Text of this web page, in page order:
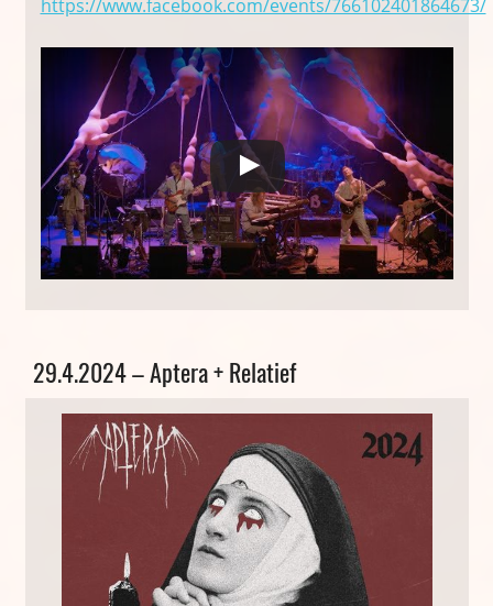
https://www.facebook.com/events/766102401864673/
Allgemein
29.4.2024 – Aptera + Relatief